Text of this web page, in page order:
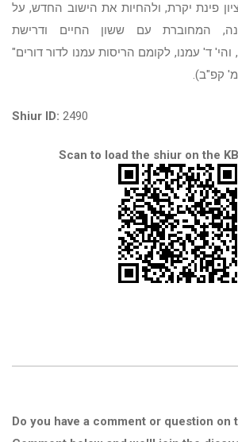
פינת יקרת, ולהחיות את הישוב החדש, על
המחוברת עם ששון החיים ודרישת
ד' עמנו, לקומם הריסות עמנו לדור דורים"
קפ"ב).
Shiur ID: 2490
Scan to load the shiur on the
Do you have a comment or question on